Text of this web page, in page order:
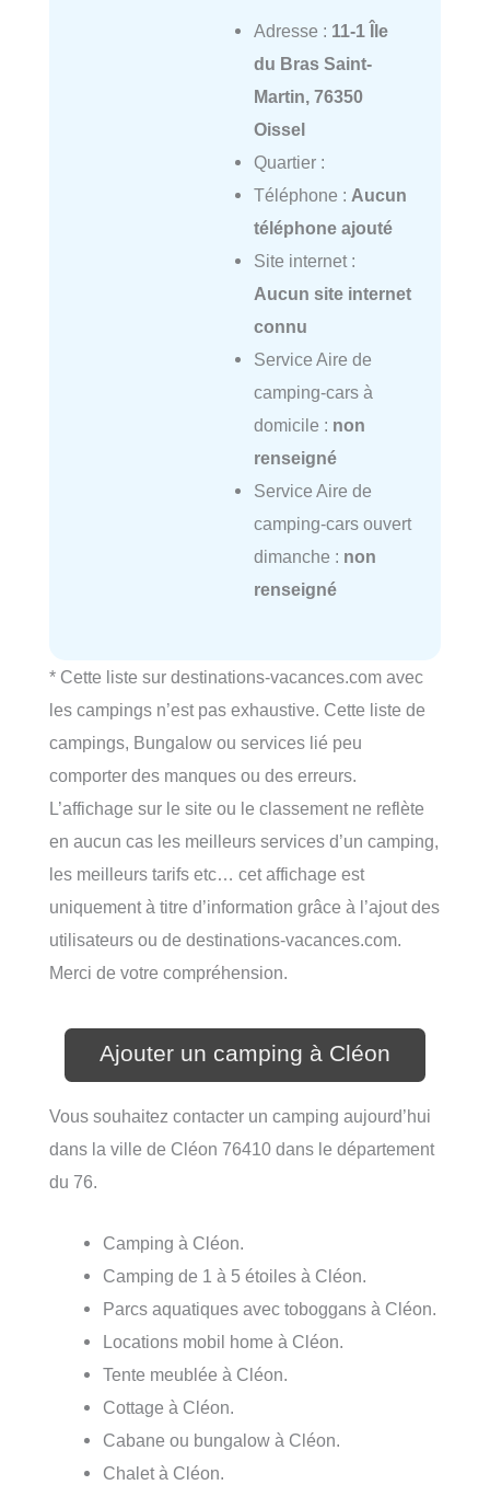
Adresse : 11-1 Île
du Bras Saint-
Martin, 76350
Oissel
Quartier :
Téléphone : Aucun
téléphone ajouté
Site internet :
Aucun site internet
connu
Service Aire de
camping-cars à
domicile : non
renseigné
Service Aire de
camping-cars ouvert
dimanche : non
renseigné
* Cette liste sur destinations-vacances.com avec
les campings n’est pas exhaustive. Cette liste de
campings, Bungalow ou services lié peu
comporter des manques ou des erreurs.
L’affichage sur le site ou le classement ne reflète
en aucun cas les meilleurs services d’un camping,
les meilleurs tarifs etc… cet affichage est
uniquement à titre d’information grâce à l’ajout des
utilisateurs ou de destinations-vacances.com.
Merci de votre compréhension.
Ajouter un camping à Cléon
Vous souhaitez contacter un camping aujourd’hui
dans la ville de Cléon 76410 dans le département
du 76.
Camping à Cléon.
Camping de 1 à 5 étoiles à Cléon.
Parcs aquatiques avec toboggans à Cléon.
Locations mobil home à Cléon.
Tente meublée à Cléon.
Cottage à Cléon.
Cabane ou bungalow à Cléon.
Chalet à Cléon.